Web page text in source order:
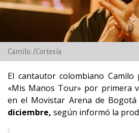
Camilo. /Cortesía
El cantautor colombiano
«Mis Manos Tour» por primera
en el Movistar Arena de Bogotá
diciembre, según informó la